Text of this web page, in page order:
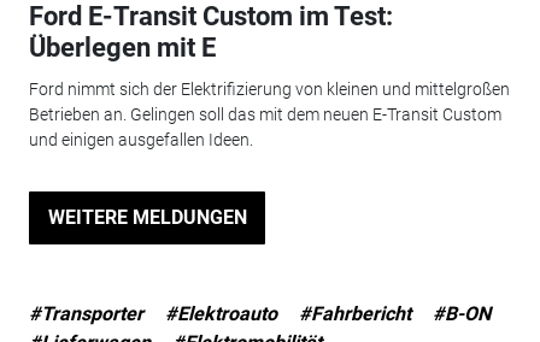
Ford E-Transit Custom im Test:
Überlegen mit E
Ford nimmt sich der Elektrifizierung von kleinen und mittelgroßen
Betrieben an. Gelingen soll das mit dem neuen E-Transit Custom
und einigen ausgefallen Ideen.
WEITERE MELDUNGEN
#Transporter #Elektroauto #Fahrbericht
#B-ON